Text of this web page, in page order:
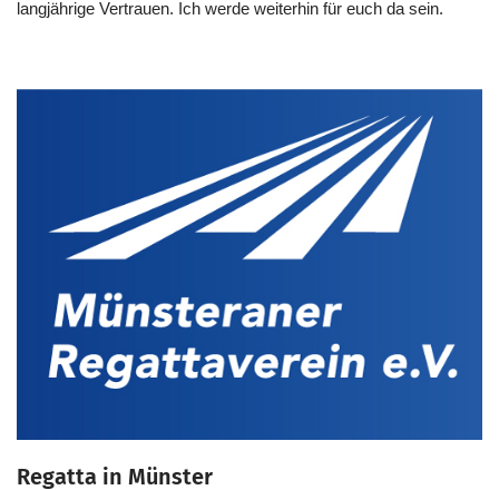
langjährige Vertrauen. Ich werde weiterhin für euch da sein.
Regatta in Münster